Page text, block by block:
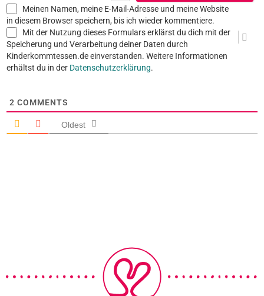
Meinen Namen, meine E-Mail-Adresse und meine Website
in diesem Browser speichern, bis ich wieder kommentiere.
Mit der Nutzung dieses Formulars erklärst du dich mit der
Speicherung und Verarbeitung deiner Daten durch
Kinderkommtessen.de einverstanden. Weitere Informationen
erhältst du in der Datenschutzerklärung.
2 COMMENTS
Oldest